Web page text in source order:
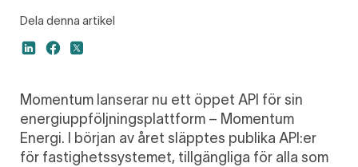
Dela denna artikel
Momentum lanserar nu ett öppet API för sin
energiuppföljningsplattform – Momentum
Energi. I början av året släpptes publika API:er
för fastighetssystemet, tillgängliga för alla som